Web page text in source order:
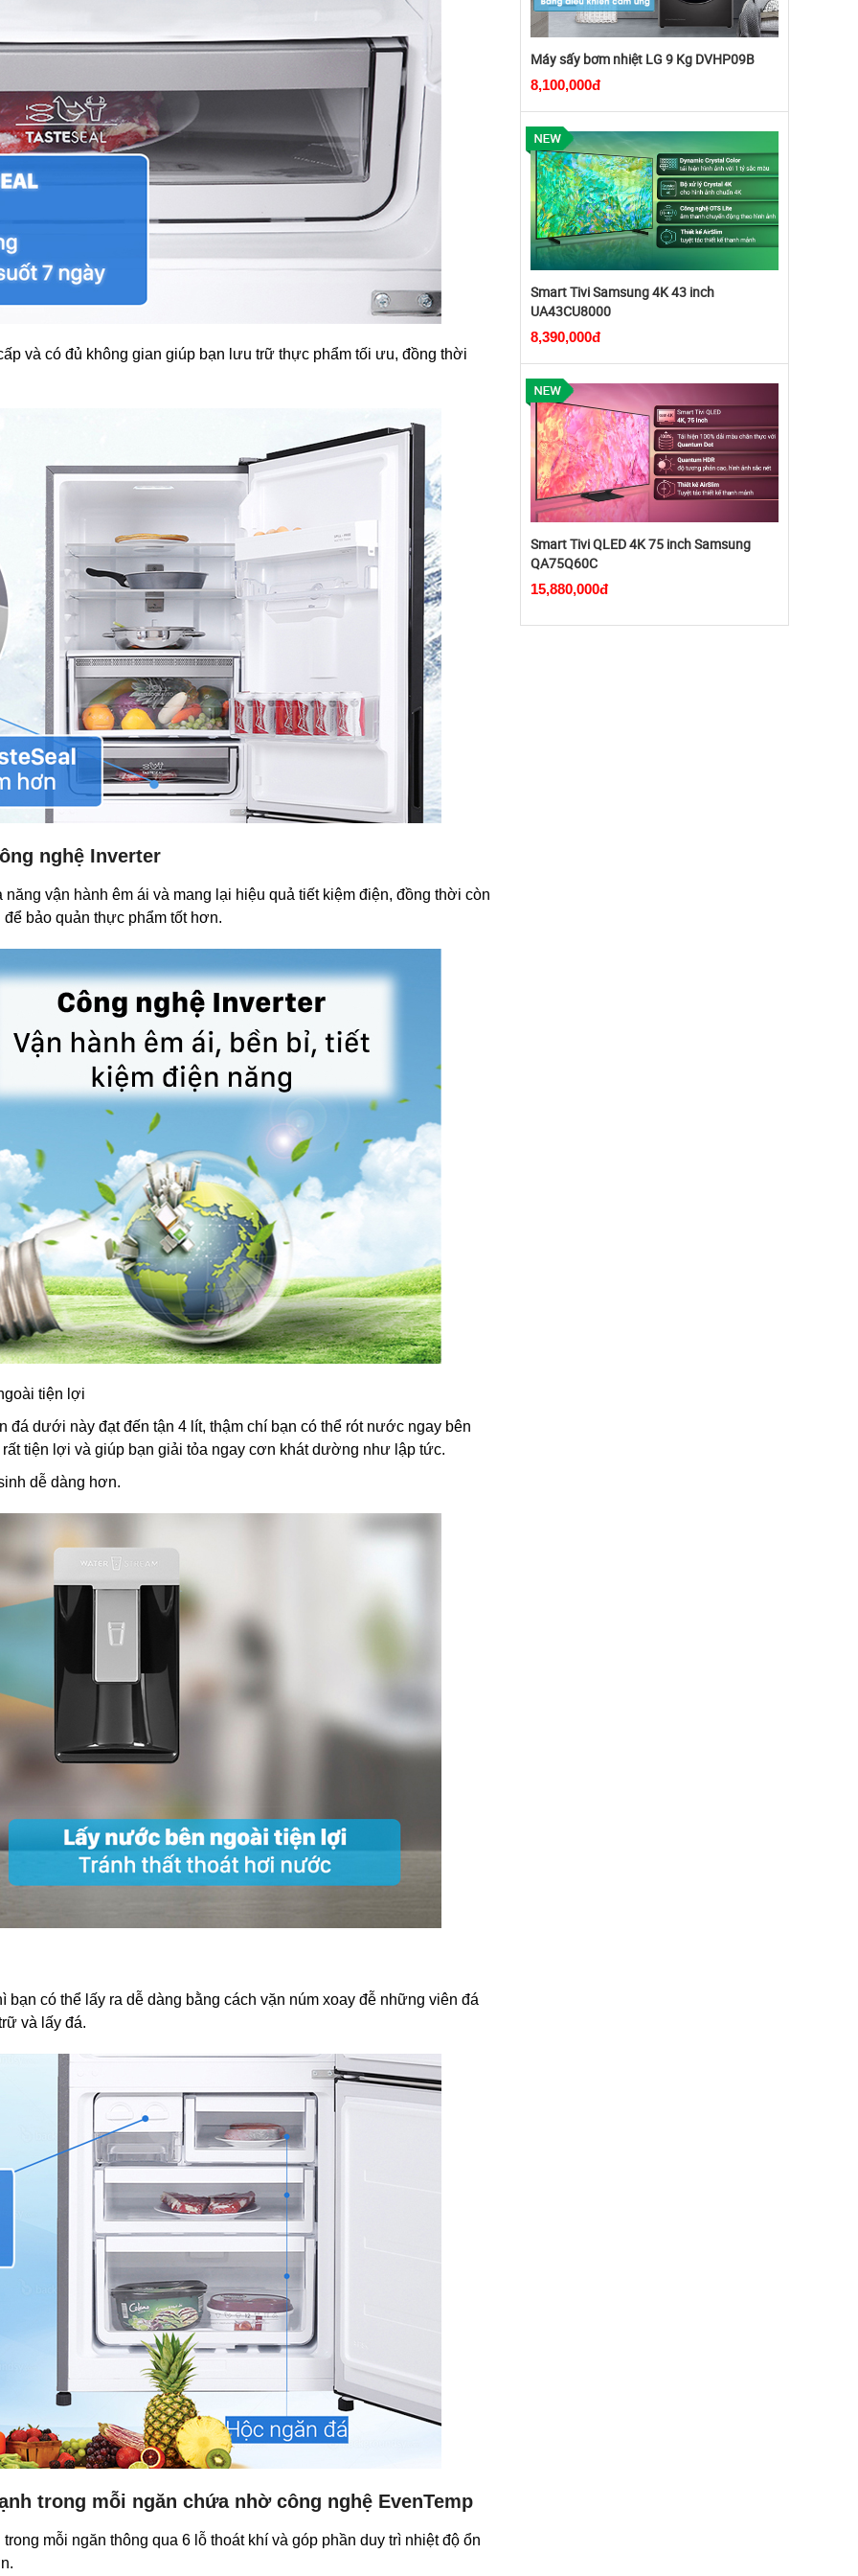
và có đủ không gian giúp bạn lưu trữ thực phẩm tối ưu, đồng thời
nghệ Inverter
vận hành êm ái và mang lại hiệu quả tiết kiệm điện, đồng thời còn
bảo quản thực phẩm tốt hơn.
tiện lợi
dưới này đạt đến tận 4 lít, thậm chí bạn có thể rót nước ngay bên
tiện lợi và giúp bạn giải tỏa ngay cơn khát dường như lập tức.
dễ dàng hơn.
có thể lấy ra dễ dàng bằng cách vặn núm xoay đễ những viên đá
và lấy đá.
trong mỗi ngăn chứa nhờ công nghệ EvenTemp
mỗi ngăn thông qua 6 lỗ thoát khí và góp phần duy trì nhiệt độ ổn
Máy sấy bơm nhiệt LG 9 Kg DVHP09B
8,100,000đ
Smart Tivi Samsung 4K 43 inch
UA43CU8000
8,390,000đ
Smart Tivi QLED 4K 75 inch Samsung
QA75Q60C
15,880,000đ